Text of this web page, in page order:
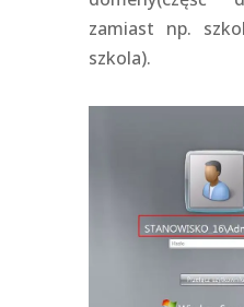
zamiast np.
szkola).